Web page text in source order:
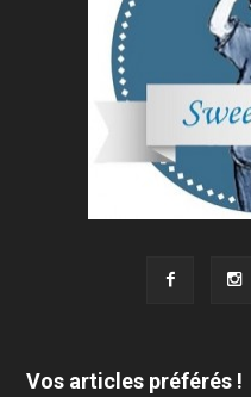
Vos articles préférés !